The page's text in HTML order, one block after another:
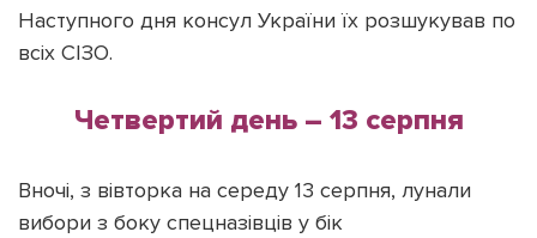
Наступного дня консул України їх розшукував по
всіх СІЗО.
Четвертий день – 13 серпня
Вночі, з вівторка на середу 13 серпня, лунали
вибори з боку спецназівців у бік